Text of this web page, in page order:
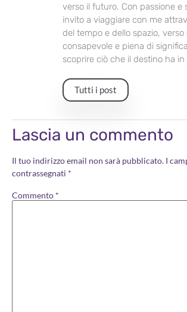
verso il futuro. Con passione e
invito a viaggiare con me
del tempo e dello spazio,
consapevole e piena di
scoprire ciò che il destino ha in
Tutti i post
Lascia un commento
Il tuo indirizzo email non sarà pubblicato. I
contrassegnati *
Commento *